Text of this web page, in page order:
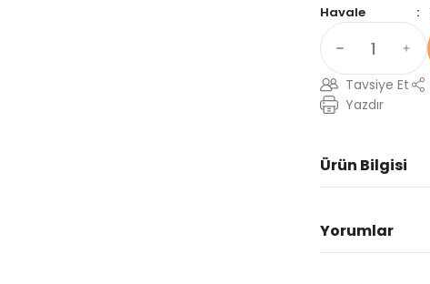
Havale
Tavsiye Et
Yazdır
Ürün Bilgisi
Yorumlar